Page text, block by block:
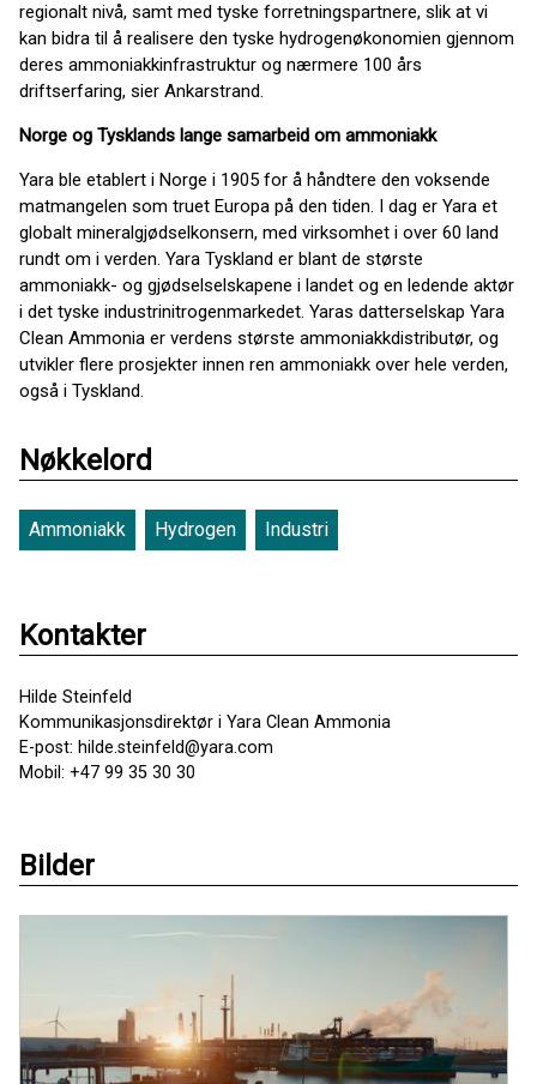
regionalt nivå, samt med tyske forretningspartnere, slik at vi
kan bidra til å realisere den tyske hydrogenøkonomien gjennom
deres ammoniakkinfrastruktur og nærmere 100 års
driftserfaring, sier Ankarstrand.
Norge og Tysklands lange samarbeid om ammoniakk
Yara ble etablert i Norge i 1905 for å håndtere den voksende
matmangelen som truet Europa på den tiden. I dag er Yara et
globalt mineralgjødselkonsern, med virksomhet i over 60 land
rundt om i verden. Yara Tyskland er blant de største
ammoniakk- og gjødselselskapene i landet og en ledende aktør
i det tyske industrinitrogenmarkedet. Yaras datterselskap Yara
Clean Ammonia er verdens største ammoniakkdistributør, og
utvikler flere prosjekter innen ren ammoniakk over hele verden,
også i Tyskland.
Nøkkelord
Ammoniakk Hydrogen Industri
Kontakter
Hilde Steinfeld
Kommunikasjonsdirektør i Yara Clean Ammonia
E-post: hilde.steinfeld@yara.com
Mobil: +47 99 35 30 30
Bilder